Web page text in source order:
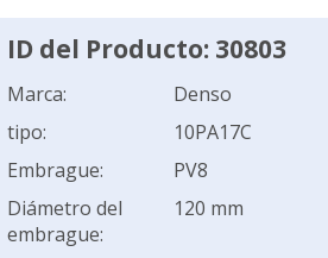
ID del Producto: 30803
Marca:
Denso
tipo:
10PA17C
Embrague:
PV8
Diámetro del
embrague:
120 mm